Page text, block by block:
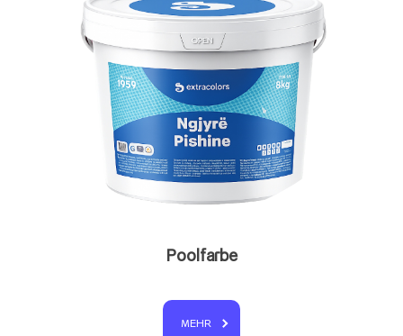
Poolfarbe
MEHR